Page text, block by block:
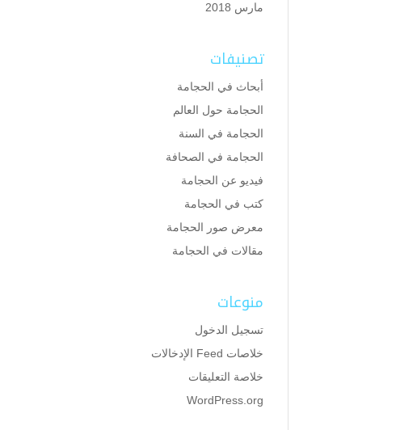
مارس 2018
تصنيفات
أبحاث في الحجامة
الحجامة حول العالم
الحجامة في السنة
الحجامة في الصحافة
فيديو عن الحجامة
كتب في الحجامة
معرض صور الحجامة
مقالات في الحجامة
منوعات
تسجيل الدخول
خلاصات Feed الإدخالات
خلاصة التعليقات
WordPress.org